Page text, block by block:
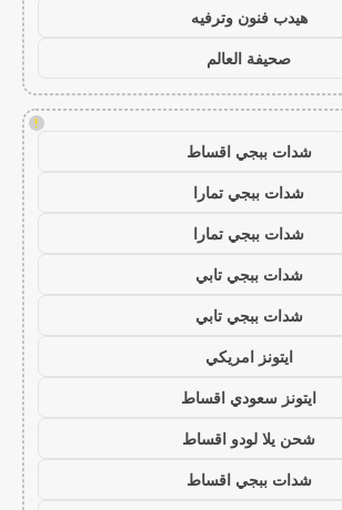
هيدب فنون وترفيه
صحيفة العالم
!
شدات ببجي اقساط
شدات ببجي تمارا
شدات ببجي تمارا
شدات ببجي تابي
شدات ببجي تابي
ايتونز امريكي
ايتونز سعودي اقساط
شحن يلا لودو اقساط
شدات ببجي اقساط